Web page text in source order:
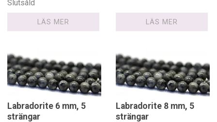
Slutsåld
LÄS MER LÄS MER
Labradorite 6 mm, 5
strängar
Labradorite 8 mm, 5
strängar